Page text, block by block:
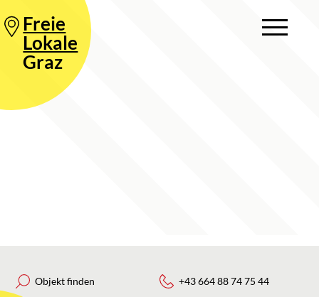
Freie
Lokale
Graz
Objekt finden +43 664 88 74 75 44